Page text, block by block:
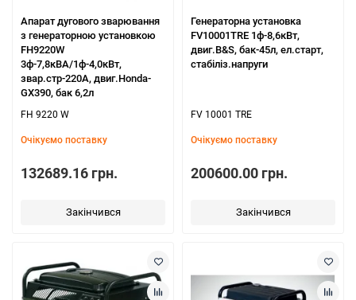
Апарат дугового зварювання
з генераторною установкою
FH9220W
3ф-7,8кВА/1ф-4,0кВт,
звар.стр-220А, двиг.Honda-
GX390, бак 6,2л
FH 9220 W
Очікуємо поставку
132689.16 грн.
Закінчився
Генераторна установка
FV10001TRE 1ф-8,6кВт,
двиг.B&S, бак-45л, ел.старт,
стабіліз.напруги
FV 10001 TRE
Очікуємо поставку
200600.00 грн.
Закінчився